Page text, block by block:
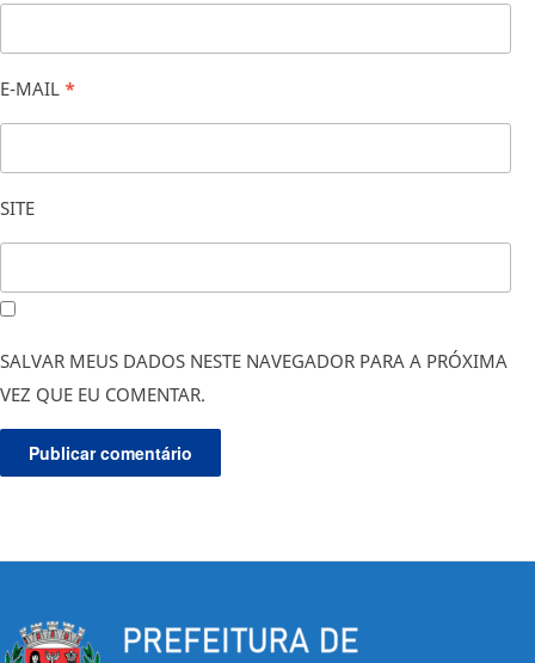
E-MAIL *
SITE
SALVAR MEUS DADOS NESTE NAVEGADOR PARA A PRÓXIMA
VEZ QUE EU COMENTAR.